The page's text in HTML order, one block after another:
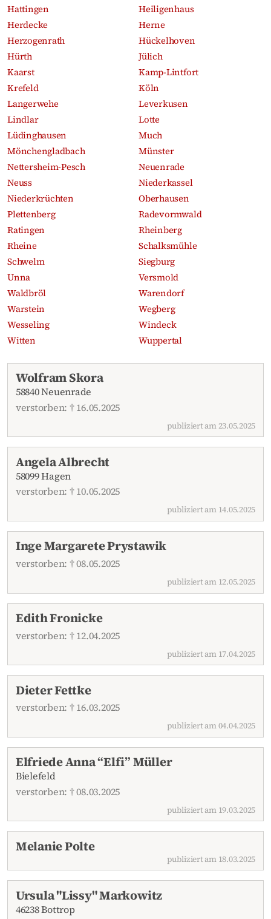
Hattingen
Heiligenhaus
Herdecke
Herne
Herzogenrath
Hückelhoven
Hürth
Jülich
Kaarst
Kamp-Lintfort
Krefeld
Köln
Langerwehe
Leverkusen
Lindlar
Lotte
Lüdinghausen
Much
Mönchengladbach
Münster
Nettersheim-Pesch
Neuenrade
Neuss
Niederkassel
Niederkrüchten
Oberhausen
Plettenberg
Radevormwald
Ratingen
Rheinberg
Rheine
Schalksmühle
Schwelm
Siegburg
Unna
Versmold
Waldbröl
Warendorf
Warstein
Wegberg
Wesseling
Windeck
Witten
Wuppertal
Aktuelle Traueranzeigen
Wolfram Skora
58840 Neuenrade
verstorben: † 16.05.2025
publiziert am 23.05.2025
Angela Albrecht
58099 Hagen
verstorben: † 10.05.2025
publiziert am 14.05.2025
Inge Margarete Prystawik
verstorben: † 08.05.2025
publiziert am 12.05.2025
Edith Fronicke
verstorben: † 12.04.2025
publiziert am 17.04.2025
Dieter Fettke
verstorben: † 16.03.2025
publiziert am 04.04.2025
Elfriede Anna “Elfi” Müller
Bielefeld
verstorben: † 08.03.2025
publiziert am 19.03.2025
Melanie Polte
publiziert am 18.03.2025
Ursula "Lissy" Markowitz
46238 Bottrop